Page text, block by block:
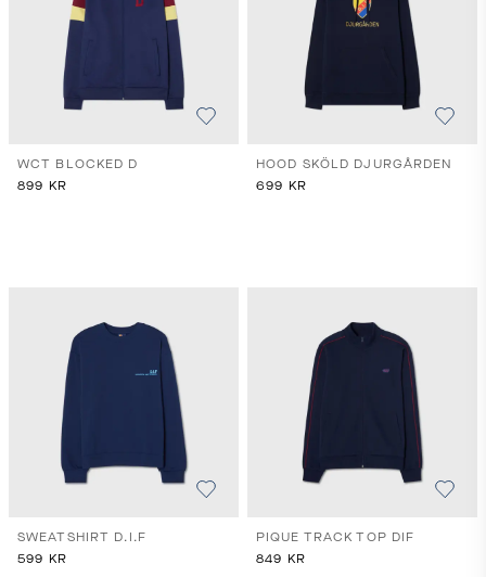
WCT BLOCKED D
899 KR
HOOD SKÖLD DJURGÅRDEN
699 KR
SWEATSHIRT D.I.F
599 KR
PIQUE TRACK TOP DIF
849 KR